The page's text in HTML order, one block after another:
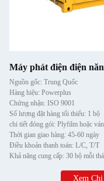
Máy phát điện điện
Nguồn gốc: Trung Quốc
Hàng hiệu: Powerplus
Chứng nhận: ISO 9001
Số lượng đặt hàng tối thiểu: 1 bộ
chi tiết đóng gói: Plyfilm hoặc
Thời gian giao hàng: 45-60 ngày
Điều khoản thanh toán: L/C, T/T
Khả năng cung cấp: 30 bộ mỗi
Xem